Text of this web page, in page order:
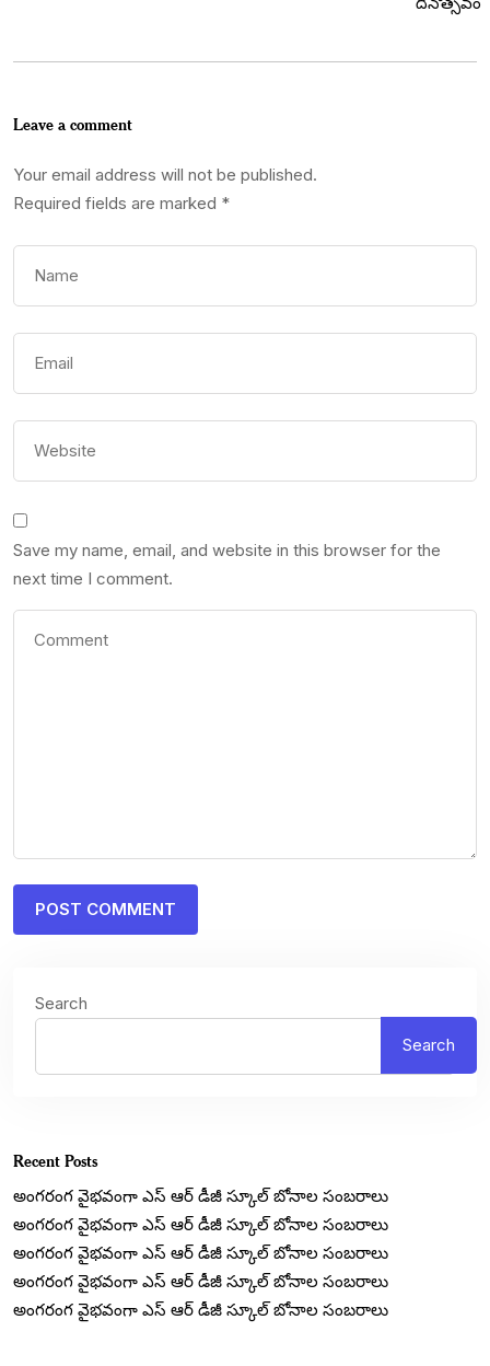
Leave a comment
Your email address will not be published.
Required fields are marked *
Save my name, email, and website in this browser for the
next time I comment.
Search
Search
Recent Posts
అంగరంగ వైభవంగా ఎస్ ఆర్ డీజీ స్కూల్ బోనాల సంబరాలు
అంగరంగ వైభవంగా ఎస్ ఆర్ డీజీ స్కూల్ బోనాల సంబరాలు
అంగరంగ వైభవంగా ఎస్ ఆర్ డీజీ స్కూల్ బోనాల సంబరాలు
అంగరంగ వైభవంగా ఎస్ ఆర్ డీజీ స్కూల్ బోనాల సంబరాలు
అంగరంగ వైభవంగా ఎస్ ఆర్ డీజీ స్కూల్ బోనాల సంబరాలు